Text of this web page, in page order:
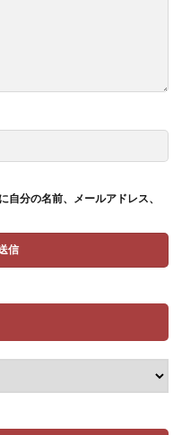
自分の名前、メールアドレス、